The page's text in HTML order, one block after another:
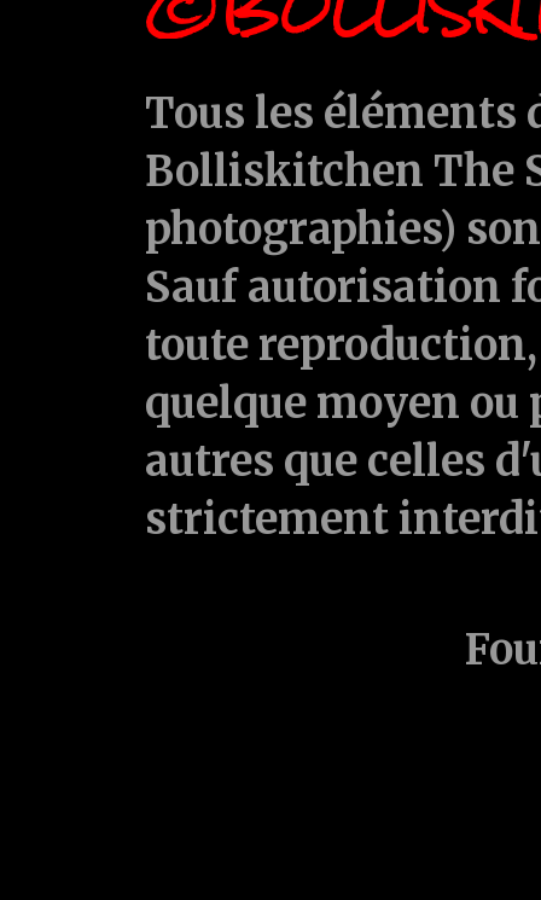
Tous les
Bolliskitchen The
photographies)
Sauf autorisation
toute
quelque moyen ou
autres que celles
strictement